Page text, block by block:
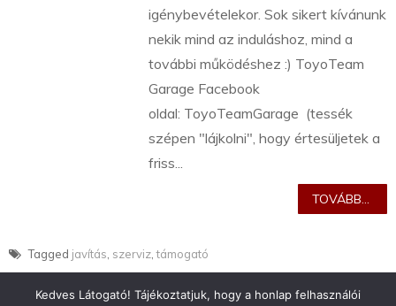
igénybevételekor. Sok sikert kívánunk
nekik mind az induláshoz, mind a
további működéshez :) ToyoTeam
Garage Facebook
oldal: ToyoTeamGarage (tessék
szépen "lájkolni", hogy értesüljetek a
friss...
TOVÁBB...
Tagged javítás szerviz ,támogató
Kedves Látogató! Tájékoztatjuk, hogy a honlap felhasználói